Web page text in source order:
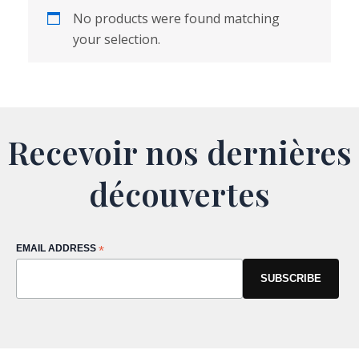
No products were found matching
your selection.
Recevoir nos dernières
découvertes
EMAIL ADDRESS *